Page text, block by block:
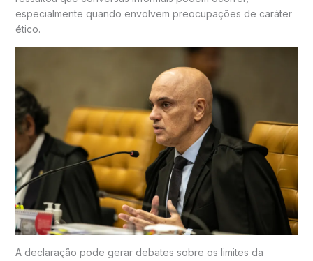
especialmente quando envolvem preocupações de caráter
ético.
A declaração pode gerar debates sobre os limites da